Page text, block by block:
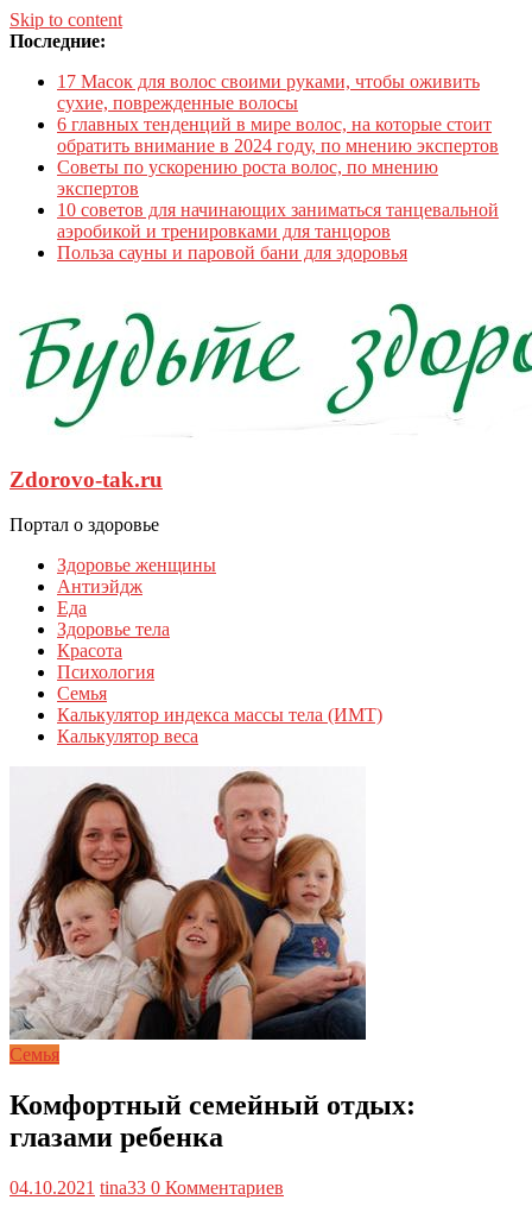
Skip to content
Последние:
17 Масок для волос своими руками, чтобы оживить
сухие, поврежденные волосы
6 главных тенденций в мире волос, на которые стоит
обратить внимание в 2024 году, по мнению экспертов
Советы по ускорению роста волос, по мнению
экспертов
10 советов для начинающих заниматься танцевальной
аэробикой и тренировками для танцоров
Польза сауны и паровой бани для здоровья
Zdorovo-tak.ru
Портал о здоровье
Здоровье женщины
Антиэйдж
Еда
Здоровье тела
Красота
Психология
Семья
Калькулятор индекса массы тела (ИМТ)
Калькулятор веса
Семья
Комфортный семейный отдых:
глазами ребенка
04.10.2021 tina33 0 Комментариев